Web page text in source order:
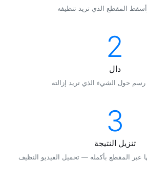
2
دال
حول الشيء الذي تريد إزالته
3
تنزيل النتيجة